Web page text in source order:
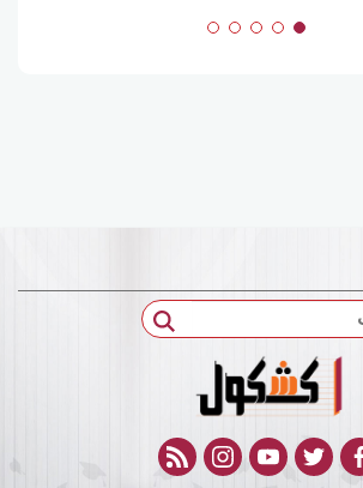
facebook
twitter
youtube
instagram
rss feed